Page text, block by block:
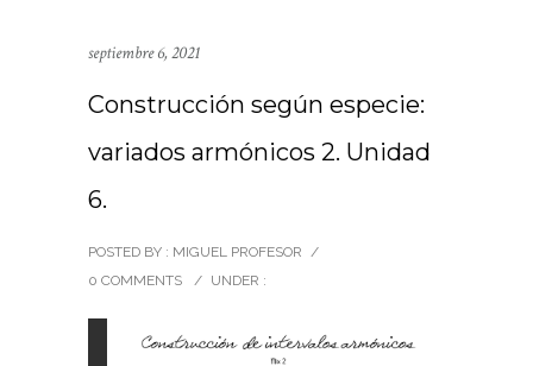
septiembre 6, 2021
Construcción según especie:
variados armónicos 2. Unidad
6.
POSTED BY : MIGUEL PROFESOR /
0 COMMENTS
/ UNDER :